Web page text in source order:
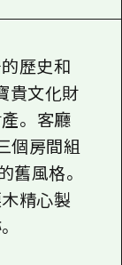
歷史和
貴文化財
。 客廳
個房間組
舊風格。
精心製